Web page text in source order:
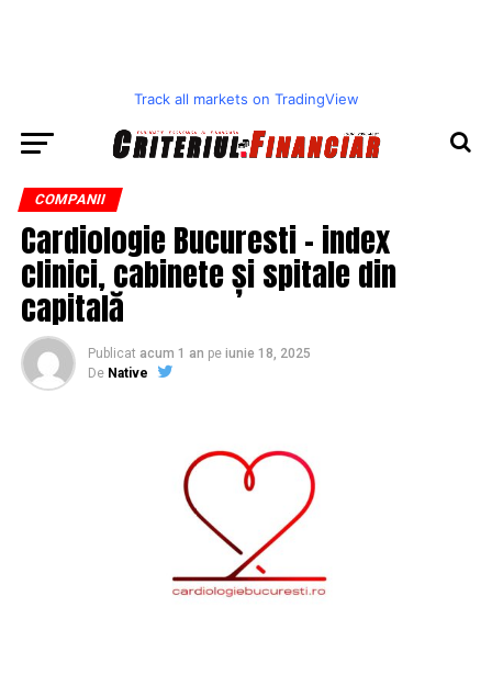
Track all markets on TradingView
COMPANII
Cardiologie Bucuresti – index
clinici, cabinete și spitale din
capitală
Publicat acum 1 an pe iunie 18, 2025
De Native